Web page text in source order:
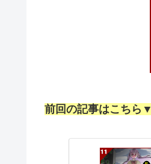
前回の記事はこちら▼